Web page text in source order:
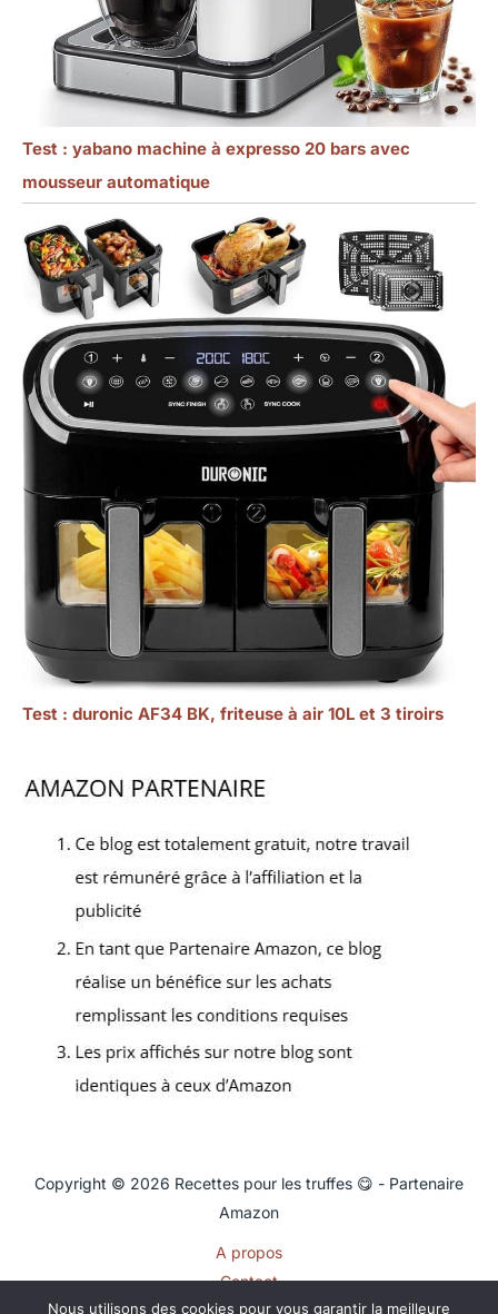
Test : yabano machine à expresso 20 bars avec
mousseur automatique
Test : duronic AF34 BK, friteuse à air 10L et 3 tiroirs
Copyright © 2026 Recettes pour les truffes 😋 - Partenaire
Amazon
A propos
Contact
Plan du site
Nous utilisons des cookies pour vous garantir la meilleure